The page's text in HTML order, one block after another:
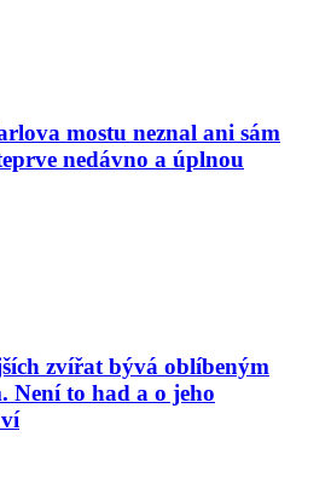
mostu neznal ani sám
nedávno a úplnou
zvířat bývá oblíbeným
Není to had a o jeho